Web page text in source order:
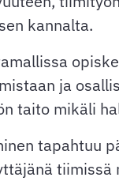
kannalta.
ja
taito mikäli
tapahtuu